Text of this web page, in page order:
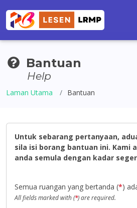
Bantuan
Help
Laman Utama Bantuan
Untuk sebarang pertanyaan,
sila isi borang bantuan ini. Kami
anda semula dengan kadar
Semua ruangan yang bertanda (*)
All fields marked with (*) are required.